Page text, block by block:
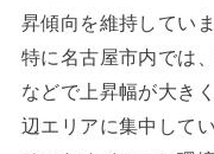
昇傾向を維持していま
特に名古屋市内では
などで上昇幅が大き
辺エリアに集中してい